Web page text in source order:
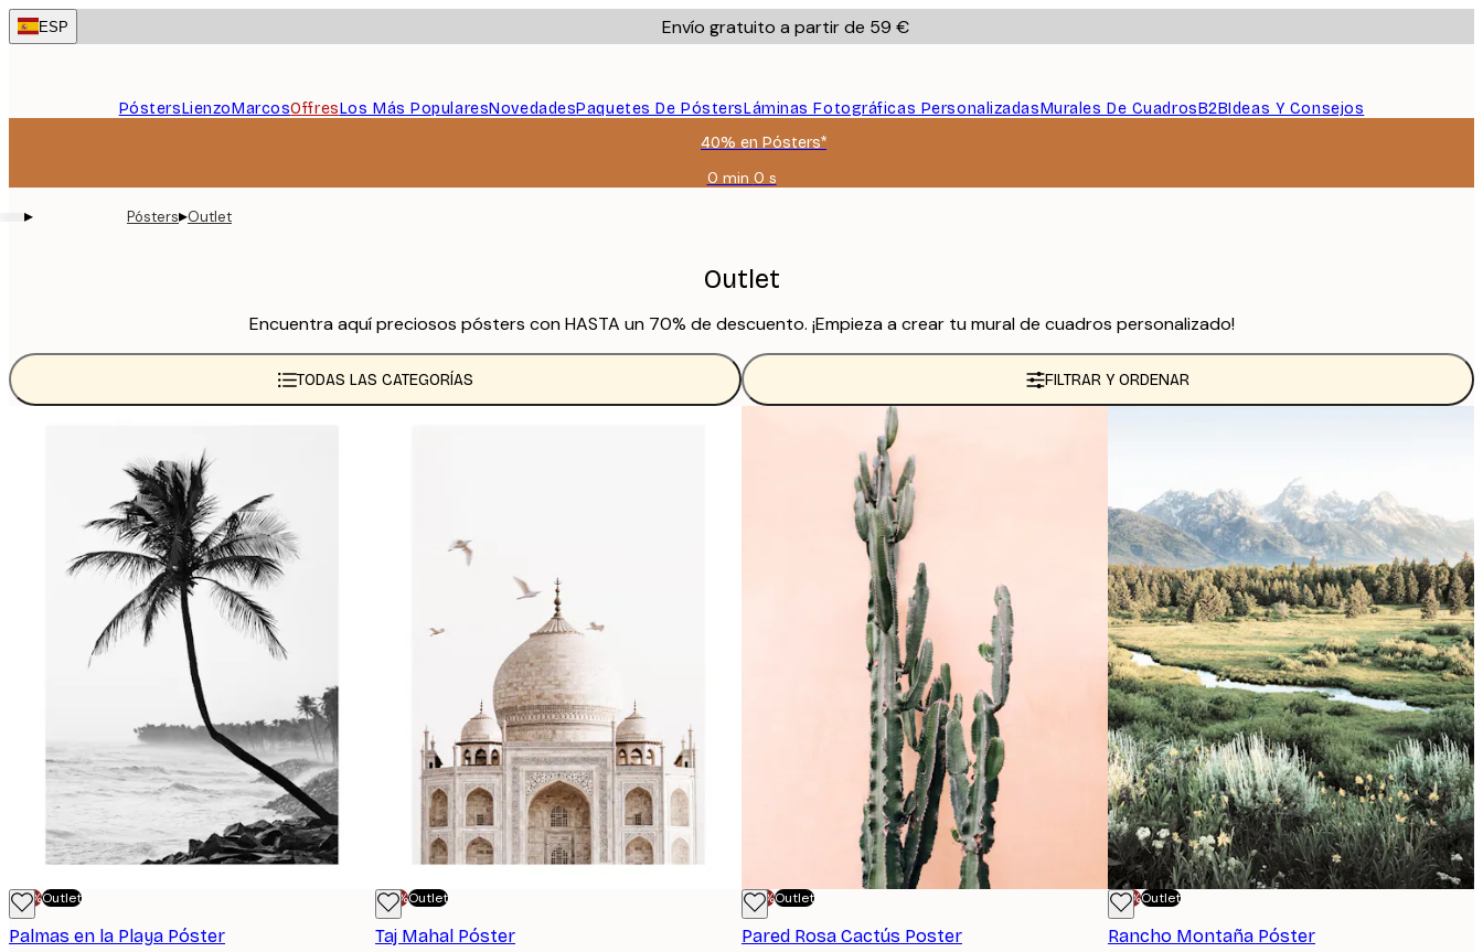
Skip
to
ESP Envío gratuito a partir de 59 €
PóstersLienzoMarcosOffresLos Más PopularesNovedadesPaquetes De PóstersLáminas Fotográficas PersonalizadasMurales De CuadrosB2BIdeas Y Consejos
40% en Pósters*
0 min 0 s
Válido
09
▸ Pósters▸Outlet
Outlet
Encuentra aquí preciosos pósters con HASTA un 70% de descuento. ¡Empieza a crear tu mural de cuadros personalizado!
TODAS LAS CATEGORÍAS FILTRAR Y ORDENAR
-70%Outlet
Palmas en la Playa Póster
-70%Outlet
Taj Mahal Póster
-70%Outlet
Pared Rosa Cactús Poster
-70%Outlet
Rancho Montaña Póster